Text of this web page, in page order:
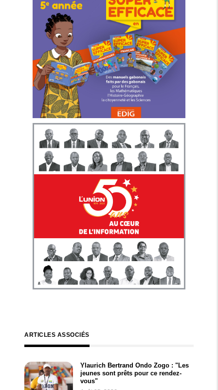
ARTICLES ASSOCIÉS
Ylaurich Bertrand Ondo Zogo : "Les
jeunes sont prêts pour ce rendez-
vous"